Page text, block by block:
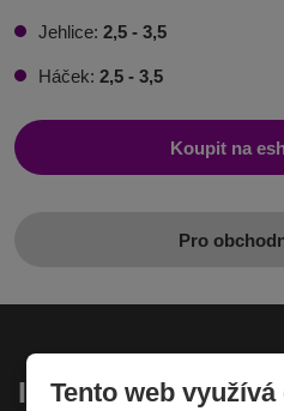
Jehlice: 2,5 - 3,5
Háček: 2,5 - 3,5
Koupit na
Pro
Inspirace na e-
Tento web